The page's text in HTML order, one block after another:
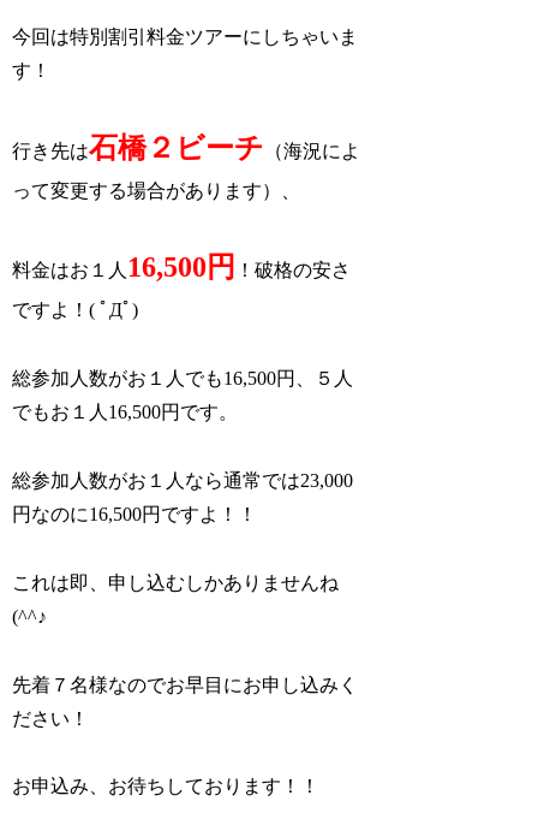
今回は特別割引料金ツアーにしちゃいま
す！
行き先は石橋２ビーチ
（海況によ
って変更する場合があります）、
料金はお１人 16,500円
！破格の安さ
ですよ！( ﾟДﾟ)
総参加人数がお１人でも16,500円、５人
でもお１人16,500円です。
総参加人数がお１人なら通常では23,000
円なのに16,500円ですよ！！
これは即、申し込むしかありませんね
(^^♪
先着７名様なのでお早目にお申し込みく
ださい！
お申込み、お待ちしております！！